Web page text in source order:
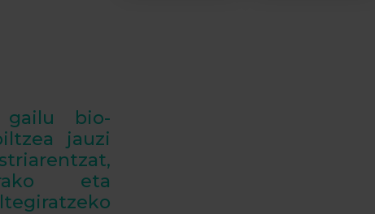
gailu bio-
jauzi
eta